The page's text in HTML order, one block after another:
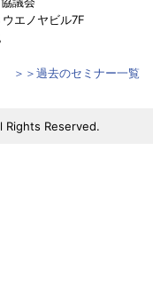
エノヤビル7F
＞＞過去のセミナー一覧
Rights Reserved.